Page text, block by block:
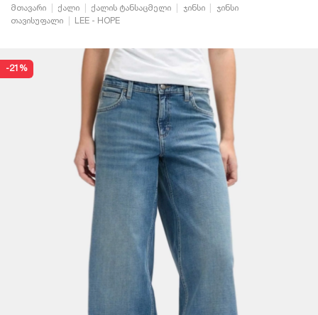
მთავარი ქალი ქალის ტანსაცმელი ჯინსი
ჯინსი
თავისუფალი
LEE - HOPE
-21%